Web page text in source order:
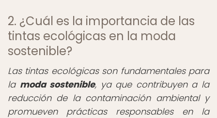
2. ¿Cuál es la importancia de las
tintas ecológicas en la moda
sostenible?
Las tintas ecológicas son fundamentales para
la moda sostenible, ya que contribuyen a la
reducción de la contaminación ambiental y
promueven prácticas responsables en la